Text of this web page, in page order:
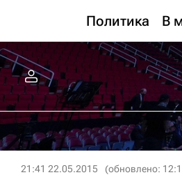
Политика В
21:41 22.05.2015 (обновлено: